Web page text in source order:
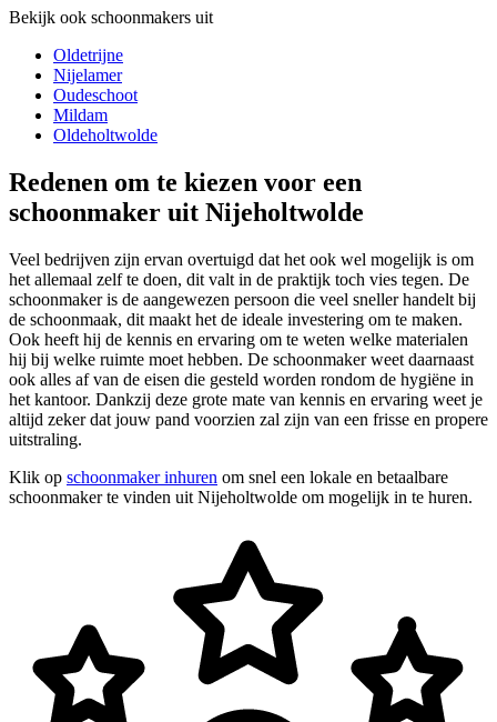
Bekijk ook schoonmakers uit
Oldetrijne
Nijelamer
Oudeschoot
Mildam
Oldeholtwolde
Redenen om te kiezen voor een
schoonmaker uit Nijeholtwolde
Veel bedrijven zijn ervan overtuigd dat het ook wel mogelijk is om
het allemaal zelf te doen, dit valt in de praktijk toch vies tegen. De
schoonmaker is de aangewezen persoon die veel sneller handelt bij
de schoonmaak, dit maakt het de ideale investering om te maken.
Ook heeft hij de kennis en ervaring om te weten welke materialen
hij bij welke ruimte moet hebben. De schoonmaker weet daarnaast
ook alles af van de eisen die gesteld worden rondom de hygiëne in
het kantoor. Dankzij deze grote mate van kennis en ervaring weet je
altijd zeker dat jouw pand voorzien zal zijn van een frisse en propere
uitstraling.
Klik op schoonmaker inhuren om snel een lokale en betaalbare
schoonmaker te vinden uit Nijeholtwolde om mogelijk in te huren.